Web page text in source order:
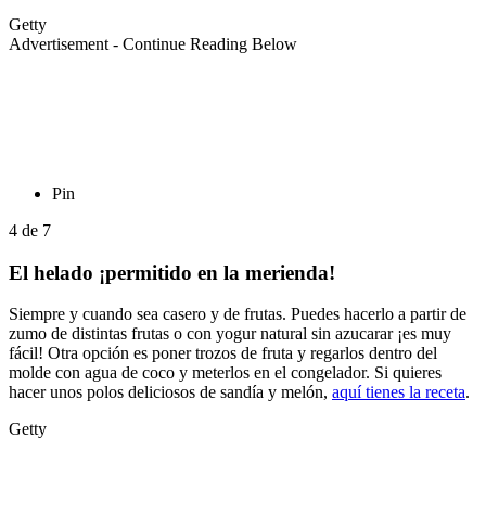
Getty
Advertisement - Continue Reading Below
Pin
4 de 7
El helado ¡permitido en la merienda!
Siempre y cuando sea casero y de frutas. Puedes hacerlo a partir de
zumo de distintas frutas o con yogur natural sin azucarar ¡es muy
fácil! Otra opción es poner trozos de fruta y regarlos dentro del
molde con agua de coco y meterlos en el congelador. Si quieres
hacer unos polos deliciosos de sandía y melón, aquí tienes la receta.
Getty